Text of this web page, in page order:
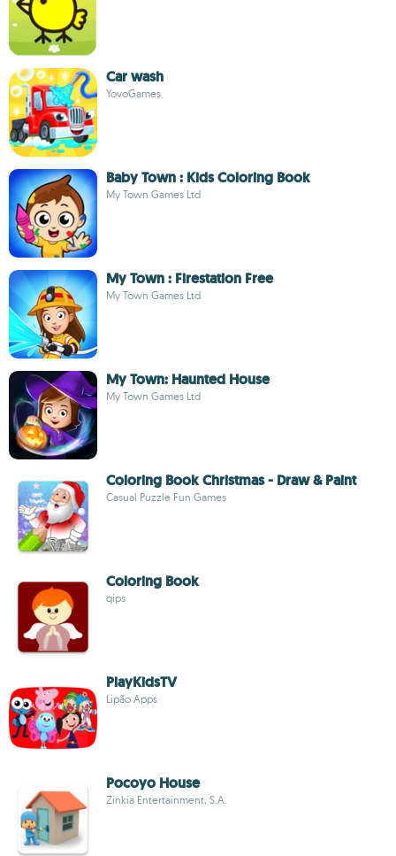
Car wash
YovoGames
Baby Town : Kids Coloring Book
My Town Games Ltd
My Town : Firestation Free
My Town Games Ltd
My Town: Haunted House
My Town Games Ltd
Coloring Book Christmas - Draw & Paint
Casual Puzzle Fun Games
Coloring Book
qips
PlayKidsTV
Lipão Apps
Pocoyo House
Zinkia Entertainment, S.A.